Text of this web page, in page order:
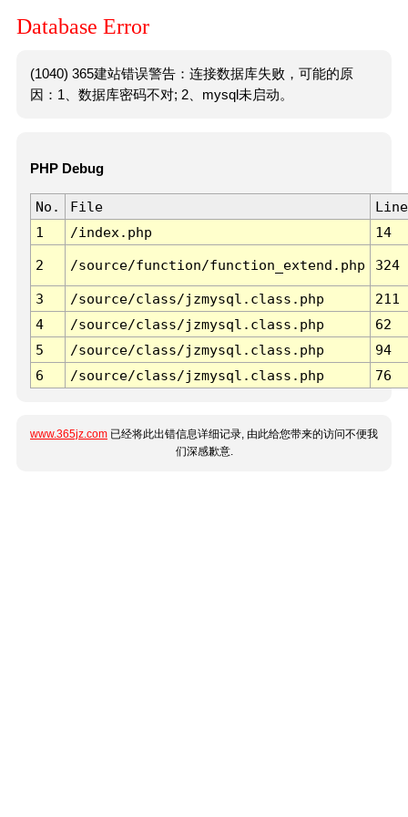
Database Error
(1040) 365建站错误警告：连接数据库失败，可能的原
因：1、数据库密码不对; 2、mysql未启动。
PHP Debug
No. File
Line
1
/index.php 14
2 /source/function/function_extend.php 324
3 /source/class/jzmysql.class.php
211
4
/source/class/jzmysql.class.php
62
5
/source/class/jzmysql.class.php
94
6
/source/class/jzmysql.class.php 76
www.365jz.com 已经将此出错信息详细记录, 由此给您带来的访问不便我
们深感歉意.